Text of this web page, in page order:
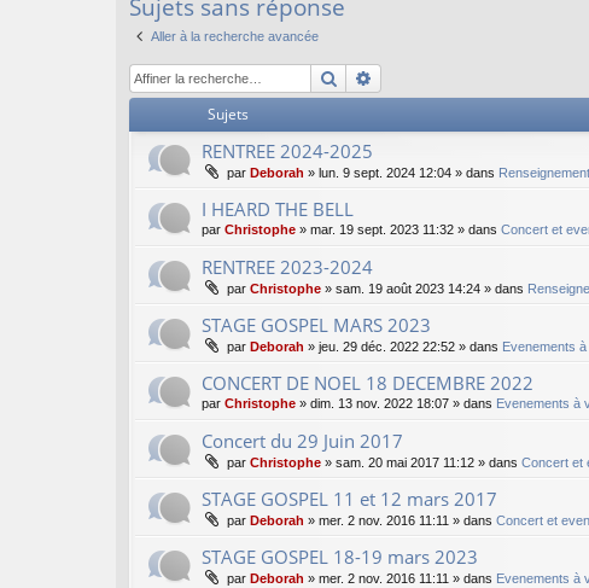
pi
Sujets sans réponse
Aller à la recherche avancée
Rechercher
Sujets
RENTREE 2024-2025
par Deborah » lun. 9 sept. 2024 12:04 » dans
I HEARD THE BELL
par Christophe » mar. 19 sept. 2023 11:32 » dans Concert et
RENTREE 2023-2024
par Christophe » sam. 19 août 2023 14:24 » dans
STAGE GOSPEL MARS 2023
par Deborah » jeu. 29 déc. 2022 22:52 » dans Evenements
CONCERT DE NOEL 18 DECEMBRE 2022
par Christophe » dim. 13 nov. 2022 18:07 » dans Evenements à
Concert du 29 Juin 2017
par Christophe » sam. 20 mai 2017 11:12 » dans Concert et
STAGE GOSPEL 11 et 12 mars 2017
par Deborah » mer. 2 nov. 2016 11:11 » dans Concert et
STAGE GOSPEL 18-19 mars 2023
par Deborah » mer. 2 nov. 2016 11:11 » dans Evenements à